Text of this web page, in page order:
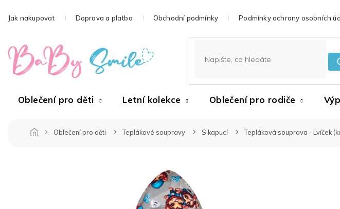
naJak nakupovat Doprava a platba Obchodní podmínky Podmínky ochrany osobních
Oblečení pro děti Letní kolekce Oblečení pro rodiče
Oblečení pro děti Teplákové soupravy S kapucí Tepláková souprava - Lvíček